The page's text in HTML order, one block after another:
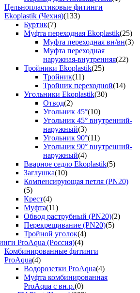
Цельнопластиковые фитинги
Ekoplastik (Чехия)(133)
Буртик(7)
Муфта переходная Ekoplastik(25)
Муфта переходная вн/вн(3)
Муфта переходная
наружная-внутренняя(22)
Тройники Ekoplastik(25)
Тройник(11)
Тройник переходной(14)
Угольники Ekoplastik(30)
Отвод(2)
Угольник 45°(10)
Угольник 45° внутренний-
наружный(3)
Угольник 90°(11)
Угольник 90° внутренний-
наружный(4)
Вварное седло Ekoplastik(5)
Заглушка(10)
Компенсирующая петля (PN20)
(5)
Крест(4)
Муфта(11)
Обвод раструбный (PN20)(2)
Перекрещивание (PN20)(5)
Тройной уголок(4)
ProAqua (Россия)(4)
Комбинированные фитинги
ProAqua(4)
Водорозетки ProAqua(4)
Муфта комбинированная
ProAqua с вн.р.(0)